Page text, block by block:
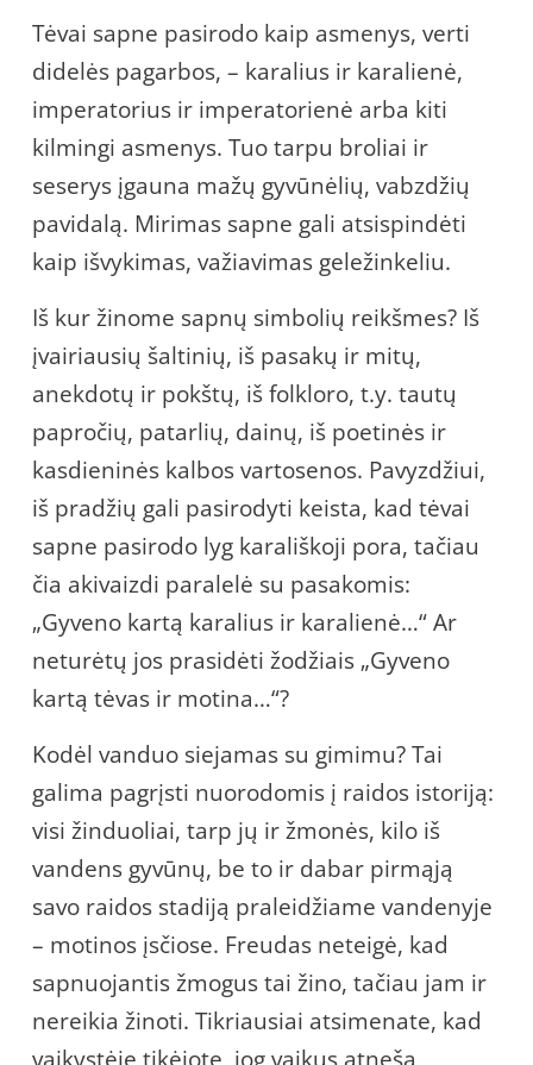
Tėvai sapne pasirodo kaip asmenys, verti
didelės pagarbos, – karalius ir karalienė,
imperatorius ir imperatorienė arba kiti
kilmingi asmenys. Tuo tarpu broliai ir
seserys įgauna mažų gyvūnėlių, vabzdžių
pavidalą. Mirimas sapne gali atsispindėti
kaip išvykimas, važiavimas geležinkeliu.
Iš kur žinome sapnų simbolių reikšmes? Iš
įvairiausių šaltinių, iš pasakų ir mitų,
anekdotų ir pokštų, iš folkloro, t.y. tautų
papročių, patarlių, dainų, iš poetinės ir
kasdieninės kalbos vartosenos. Pavyzdžiui,
iš pradžių gali pasirodyti keista, kad tėvai
sapne pasirodo lyg karališkoji pora, tačiau
čia akivaizdi paralelė su pasakomis:
„Gyveno kartą karalius ir karalienė…“ Ar
neturėtų jos prasidėti žodžiais „Gyveno
kartą tėvas ir motina…“?
Kodėl vanduo siejamas su gimimu? Tai
galima pagrįsti nuorodomis į raidos istoriją:
visi žinduoliai, tarp jų ir žmonės, kilo iš
vandens gyvūnų, be to ir dabar pirmąją
savo raidos stadiją praleidžiame vandenyje
– motinos įsčiose. Freudas neteigė, kad
sapnuojantis žmogus tai žino, tačiau jam ir
nereikia žinoti. Tikriausiai atsimenate, kad